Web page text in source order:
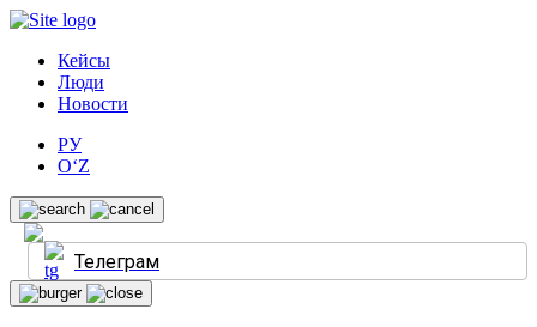
Кейсы
Люди
Новости
РУ
O‘Z
Телеграм